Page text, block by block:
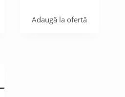
Adaugă la ofertă